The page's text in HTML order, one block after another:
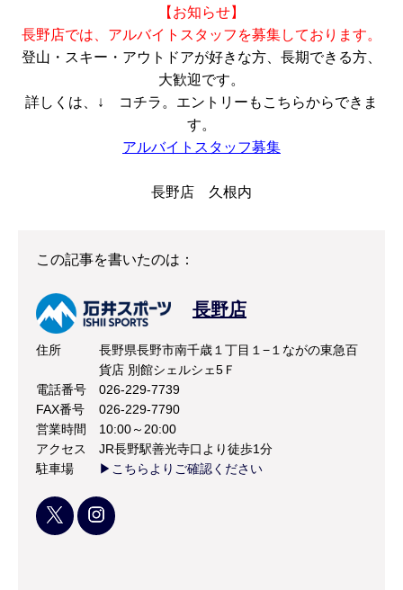
【お知らせ】
長野店では、アルバイトスタッフを募集しております。
登山・スキー・アウトドアが好きな方、長期できる方、
大歓迎です。
詳しくは、↓ コチラ。エントリーもこちらからできま
す。
アルバイトスタッフ募集
長野店 久根内
この記事を書いたのは：
長野店
住所
長野県長野市南千歳１丁目１−１ながの東急百
貨店 別館シェルシェ5Ｆ
電話番号
026-229-7739
FAX番号
026-229-7790
営業時間
10:00～20:00
アクセス
JR長野駅善光寺口より徒歩1分
駐車場
▶こちらよりご確認ください